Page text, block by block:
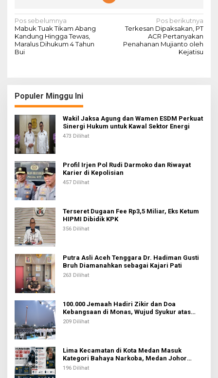
N
a
v
a
s
i
p
o
s
Pos sebelumnya
Mabuk Tuak Tikam Abang
Kandung Hingga Tewas,
Maralus Dihukum 4 Tahun
Bui
Pos berikutnya
Terkesan Dipaksakan, PT
ACR Pertanyakan
Penahanan Mujianto oleh
Kejatisu
Populer Minggu Ini
Wakil Jaksa Agung dan Wamen ESDM Perkuat
Sinergi Hukum untuk Kawal Sektor Energi
473 Dilihat
Profil Irjen Pol Rudi Darmoko dan Riwayat
Karier di Kepolisian
457 Dilihat
Terseret Dugaan Fee Rp3,5 Miliar, Eks Ketum
HIPMI Dibidik KPK
356 Dilihat
Putra Asli Aceh Tenggara Dr. Hadiman Gusti
Bruh Diamanahkan sebagai Kajari Pati
263 Dilihat
100.000 Jemaah Hadiri Zikir dan Doa
Kebangsaan di Monas, Wujud Syukur atas
Kemerdekaan Indonesia
209 Dilihat
Lima Kecamatan di Kota Medan Masuk
Kategori Bahaya Narkoba, Medan Johor
Tertinggi
196 Dilihat